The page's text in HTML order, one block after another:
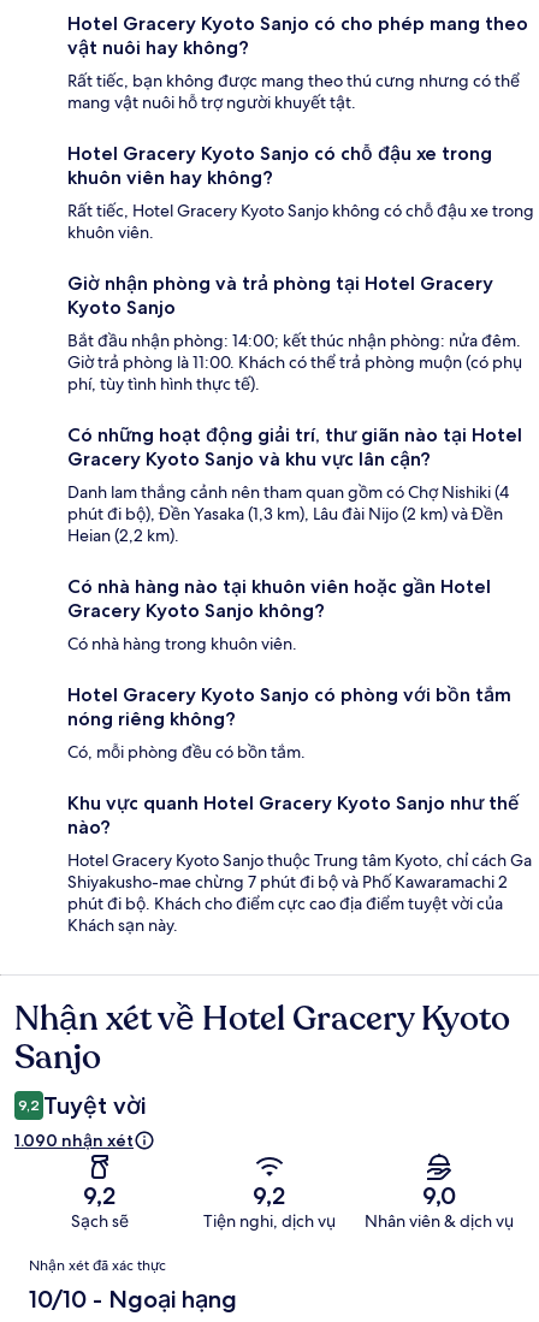
Hotel Gracery Kyoto Sanjo có cho phép mang theo
vật nuôi hay không?
Rất tiếc, bạn không được mang theo thú cưng nhưng có thể
mang vật nuôi hỗ trợ người khuyết tật.
Hotel Gracery Kyoto Sanjo có chỗ đậu xe trong
khuôn viên hay không?
Rất tiếc, Hotel Gracery Kyoto Sanjo không có chỗ đậu xe trong
khuôn viên.
Giờ nhận phòng và trả phòng tại Hotel Gracery
Kyoto Sanjo
Bắt đầu nhận phòng: 14:00; kết thúc nhận phòng: nửa đêm.
Giờ trả phòng là 11:00. Khách có thể trả phòng muộn (có phụ
phí, tùy tình hình thực tế).
Có những hoạt động giải trí, thư giãn nào tại Hotel
Gracery Kyoto Sanjo và khu vực lân cận?
Danh lam thắng cảnh nên tham quan gồm có Chợ Nishiki (4
phút đi bộ), Đền Yasaka (1,3 km), Lâu đài Nijo (2 km) và Đền
Heian (2,2 km).
Có nhà hàng nào tại khuôn viên hoặc gần Hotel
Gracery Kyoto Sanjo không?
Có nhà hàng trong khuôn viên.
Hotel Gracery Kyoto Sanjo có phòng với bồn tắm
nóng riêng không?
Có, mỗi phòng đều có bồn tắm.
Khu vực quanh Hotel Gracery Kyoto Sanjo như thế
nào?
Hotel Gracery Kyoto Sanjo thuộc Trung tâm Kyoto, chỉ cách Ga
Shiyakusho-mae chừng 7 phút đi bộ và Phố Kawaramachi 2
phút đi bộ. Khách cho điểm cực cao địa điểm tuyệt vời của
Khách sạn này.
Nhận
xét
Nhận xét về Hotel Gracery Kyoto
Sanjo
9,2 Tuyệt vời
1.090 nhận xét
9,2
Sạch sẽ
9,2
Tiện nghi, dịch vụ
9,0
Nhân viên & dịch vụ
Nhận
xét
Nhận xét đã xác thực
10/10 - Ngoại hạng